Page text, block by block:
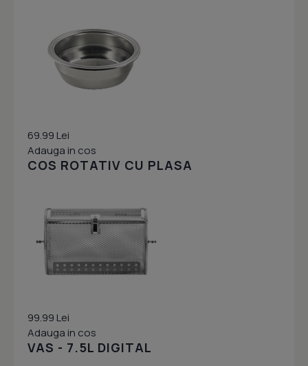
69.99 Lei
Adauga in cos
COS ROTATIV CU PLASA
99.99 Lei
Adauga in cos
VAS - 7.5L DIGITAL